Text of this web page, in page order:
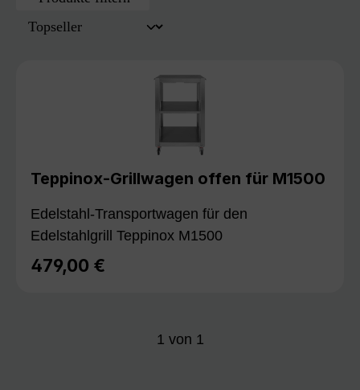
Teppinox-Grillwagen offen für M1500
Edelstahl-Transportwagen für den
Edelstahlgrill Teppinox M1500
Regulärer Preis:
479,00 €
1 von 1